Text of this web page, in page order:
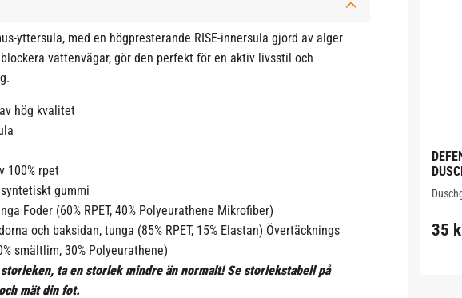
yttersula, med en högpresterande RISE-innersula gjord av alger
vattenvägar, gör den perfekt för en aktiv livsstil och
hög kvalitet
100% rpet
gummi
Foder (60% RPET, 40% Polyeurathene Mikrofiber)
och baksidan, tunga (85% RPET, 15% Elastan) Övertäcknings
smältlim, 30% Polyeurathene)
ta en storlek mindre än normalt!Se storlekstabell på
mät din fot.
59ml
liten
35